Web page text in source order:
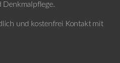
Denkmalpflege.
und kostenfrei Kontakt mit